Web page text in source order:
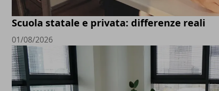
Scuola statale e privata: differenze reali
01/08/2026